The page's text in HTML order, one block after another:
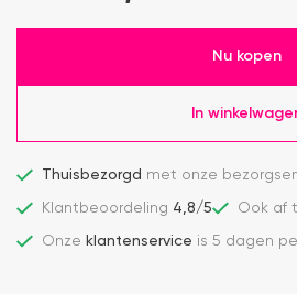
Nu kopen
In
Thuisbezorgd met onze
Klantbeoordeling 4,8/5 Ook af
Onze klantenservice is 5 dagen